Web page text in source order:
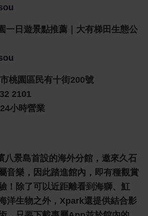
桃園區民有十街200號
2101
小時營業
八景島首設的海外分館，邀來久石
音樂，因此踏進館內，即有種觀賞
！除了可以近距離看到海獅、魟
洋生物之外，Xpark還提供結合影